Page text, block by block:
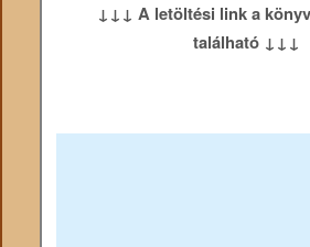
↓↓↓ A letöltési link a
található ↓↓↓